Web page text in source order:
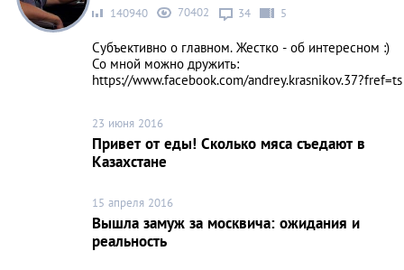
140940 70402 34 5
Субъективно о главном. Жестко - об интересном :)
Со мной можно дружить:
https://www.facebook.com/andrey.krasnikov.37?fref=ts
23 июня 2016
Привет от еды! Сколько мяса съедают в
Казахстане
15 апреля 2016
Вышла замуж за москвича: ожидания и
реальность